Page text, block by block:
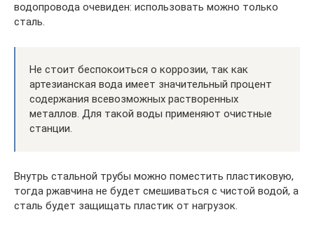
водопровода очевиден: использовать можно только
сталь.
Не стоит беспокоиться о коррозии, так как
артезианская вода имеет значительный процент
содержания всевозможных растворенных
металлов. Для такой воды применяют очистные
станции.
Внутрь стальной трубы можно поместить пластиковую,
тогда ржавчина не будет смешиваться с чистой водой, а
сталь будет защищать пластик от нагрузок.